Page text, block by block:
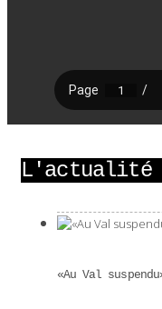
L'actualité
«Au Val